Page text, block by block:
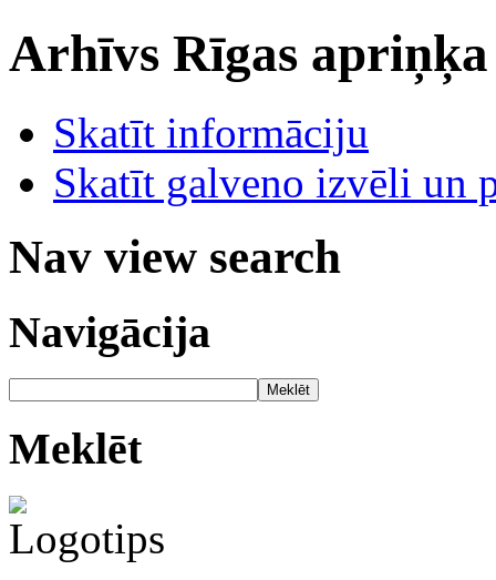
Arhīvs Rīgas
Skatīt informāciju
Skatīt galveno izvēli un
Nav view search
Navigācija
Meklēt
Meklēt